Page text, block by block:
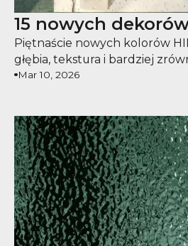
15 nowych
Piętnaście nowych kolorów
głębia, tekstura i bardziej
Mar 10, 2026